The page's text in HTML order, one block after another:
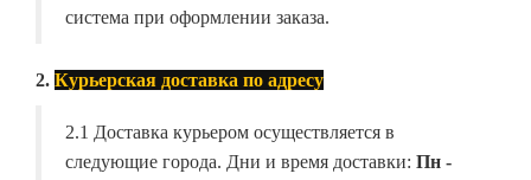
система при оформлении заказа.
2. Курьерская доставка по адресу
2.1 Доставка курьером осуществляется в
следующие города. Дни и время доставки: Пн -